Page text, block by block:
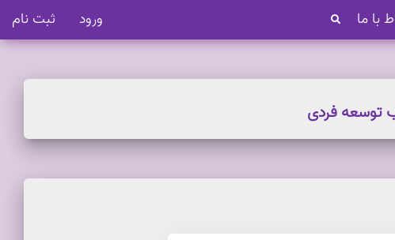
با ما ورود ثبت نام
توسعه فردی